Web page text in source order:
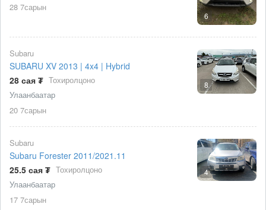
6
28 7сарын
8
Subaru
SUBARU XV 2013 | 4x4 | Hybrid
28 сая ₮ Тохиролцоно
Улаанбаатар
20 7сарын
4
Subaru
Subaru Forester 2011/2021.11
25.5 сая ₮ Тохиролцоно
Улаанбаатар
17 7сарын